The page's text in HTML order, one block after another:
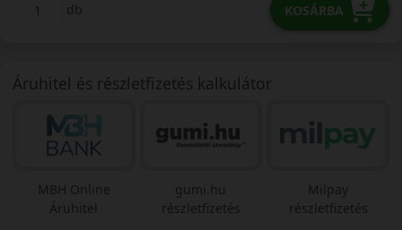
db KOSÁRBA
Áruhitel és részletfizetés kalkulátor
MBH Online
Áruhitel
gumi.hu
részletfizetés
Milpay
részletfizetés